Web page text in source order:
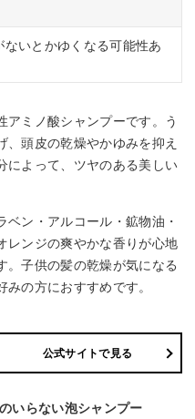
ないとかゆくなる可能性あ
アミノ酸シャンプーです。う
、頭皮の乾燥やかゆみを抑え
によって、ツヤのある美しい
ン・アルコール・鉱物油・
レンジの爽やかな香りが心地
。子供の髪の乾燥が気になる
の方におすすめです。
公式サイトで見る
いらない泡シャンプー